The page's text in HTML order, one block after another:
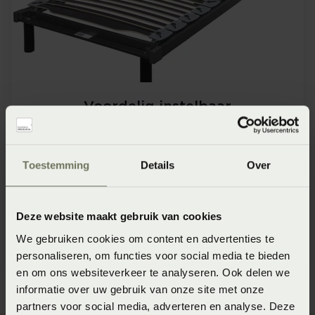
Toestemming Details Over
Deze website maakt gebruik van cookies
We gebruiken cookies om content en advertenties te
personaliseren, om functies voor social media te bieden
en om ons websiteverkeer te analyseren. Ook delen we
informatie over uw gebruik van onze site met onze
partners voor social media, adverteren en analyse. Deze
Voordelig instelbaar
De lattenbodem uit de SLP Collection is een
achteraf aanpasbaar. Mocht de situatie daarom vragen
kan de bodem daar op aangepast worden. Ook
inpasbaar in een ledikant.
SLP Collection